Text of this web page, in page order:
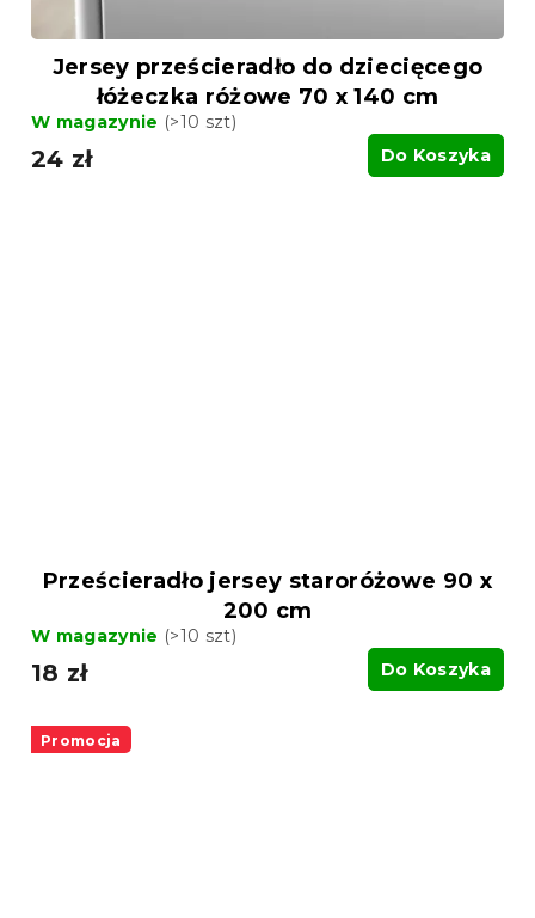
Jersey prześcieradło do dziecięcego
łóżeczka różowe 70 x 140 cm
W magazynie (>10 szt)
24 zł Do Koszyka
Prześcieradło jersey staroróżowe 90 x
200 cm
W magazynie (>10 szt)
18 zł Do Koszyka
Promocja